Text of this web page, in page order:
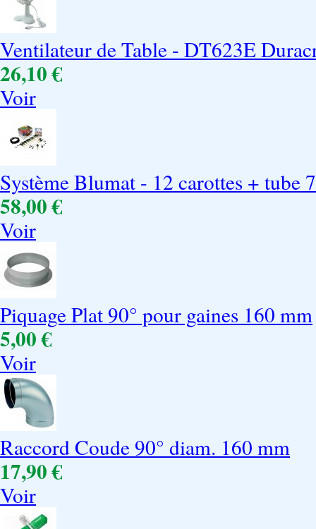
Ventilateur de Table - DT623E
26,10 €
Voir
Système Blumat - 12 carottes + tube
58,00 €
Voir
Piquage Plat 90° pour gaines 160 mm
5,00 €
Voir
Raccord Coude 90° diam. 160 mm
17,90 €
Voir